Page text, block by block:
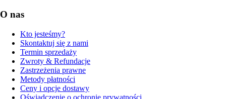
O nas
Kto jesteśmy?
Skontaktuj się z nami
Termin sprzedaży
Zwroty & Refundacje
Zastrzeżenia prawne
Metody płatności
Ceny i opcje dostawy
Oświadczenie o ochronie prywatności